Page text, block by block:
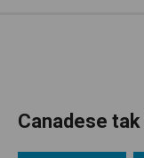
Canadese